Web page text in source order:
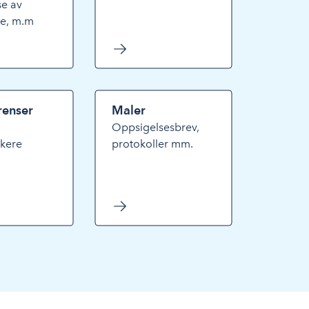
av
m.m
Maler
Oppsigelsesbrev,
protokoller mm.